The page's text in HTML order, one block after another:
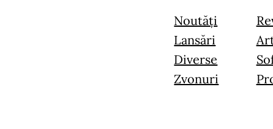
Noutăți
Lansări
Diverse
Zvonuri